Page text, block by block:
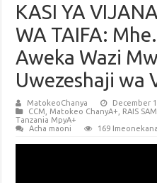
KASI YA
WA TAIFA:
Aweka Wazi
Uwezeshaji wa
MatokeoChanya
December
CCM
Matokeo ChanyA+ RAIS
Tanzania MpyA+
Acha maoni
169 Imeonekana